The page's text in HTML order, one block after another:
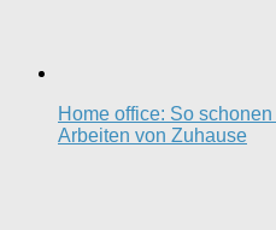
Home office: So
Arbeiten von Zuhause